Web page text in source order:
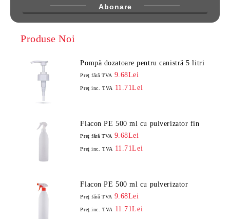
Produse Noi
Pompă dozatoare pentru canistră 5 litri
Preţ fără TVA 9.68Lei
Preţ inc. TVA 11.71Lei
Flacon PE 500 ml cu pulverizator fin
Preţ fără TVA 9.68Lei
Preţ inc. TVA 11.71Lei
Flacon PE 500 ml cu pulverizator
Preţ fără TVA 9.68Lei
Preţ inc. TVA 11.71Lei